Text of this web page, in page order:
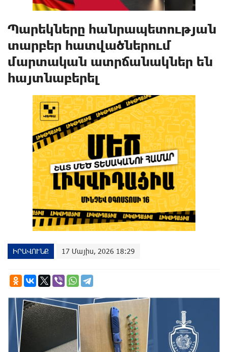
Պարեկները հանրապետության
տարբեր հատվածներում
մարտական ատրճանակներ են
հայտնաբերել
ԻՐԱՎՈՒՆՔ 17 Մայիս, 2026 18:29